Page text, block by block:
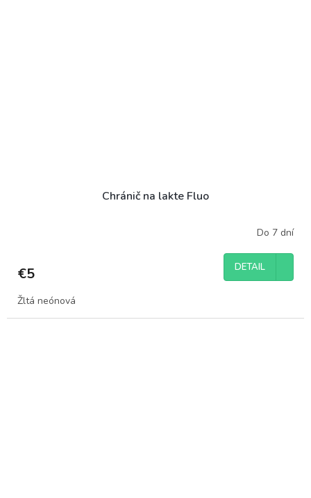
Chránič na lakte Fluo
Do 7 dní
€5 DETAIL
Žltá neónová